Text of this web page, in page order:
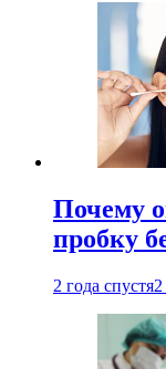
Почему
пробку
2 года спустя